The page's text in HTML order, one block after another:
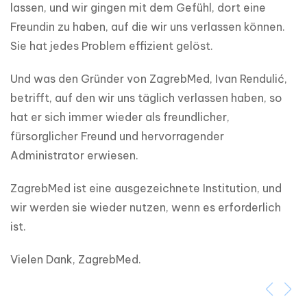
lassen, und wir gingen mit dem Gefühl, dort eine
Freundin zu haben, auf die wir uns verlassen können.
Sie hat jedes Problem effizient gelöst.
Und was den Gründer von ZagrebMed, Ivan Rendulić,
betrifft, auf den wir uns täglich verlassen haben, so
hat er sich immer wieder als freundlicher,
fürsorglicher Freund und hervorragender
Administrator erwiesen.
ZagrebMed ist eine ausgezeichnete Institution, und
wir werden sie wieder nutzen, wenn es erforderlich
ist.
Vielen Dank, ZagrebMed.